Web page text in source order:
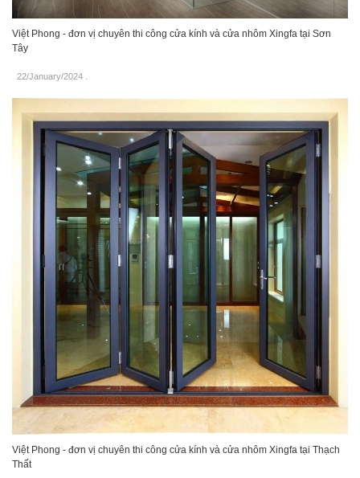
Việt Phong - đơn vị chuyên thi công cửa kính và cửa nhôm Xingfa tại Sơn
Tây
22/January/2024
Việt Phong - đơn vị chuyên thi công cửa kính và cửa nhôm Xingfa tại Thạch
Thất